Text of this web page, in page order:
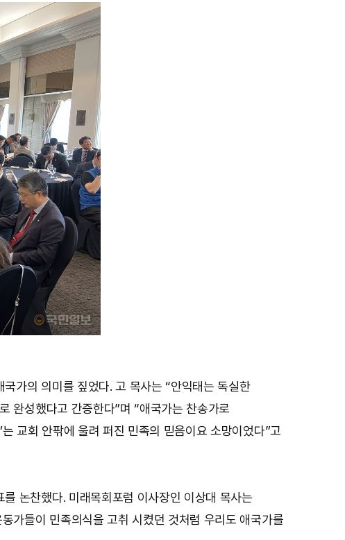
가의 의미를 짚었다. 고 목사는 “안익태는 독실한
완성했다고 간증한다”며 “애국가는 찬송가로
교회 안팎에 울려 퍼진 민족의 믿음이요 소망이었다”고
논찬했다. 미래목회포럼 이사장인 이상대 목사는
가들이 민족의식을 고취 시켰던 것처럼 우리도 애국가를